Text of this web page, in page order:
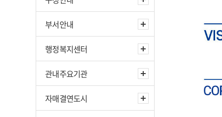
부서안내
행정복지센터
관내주요기관
자매결연도시